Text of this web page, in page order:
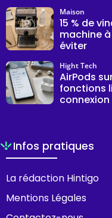
15 % de
machine
éviter
Maison
AirPods
fonctions
connexion
Hight Tech
Infos pratiques
La rédaction Hintigo
Mentions Légales